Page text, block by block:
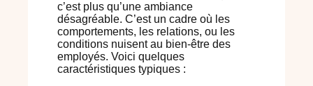
c’est plus qu’une ambiance
désagréable. C’est un cadre où les
comportements, les relations, ou les
conditions nuisent au bien-être des
employés. Voici quelques
caractéristiques typiques :